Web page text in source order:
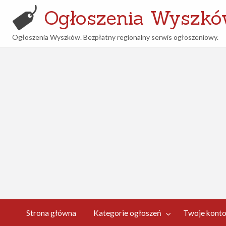
Ogłoszenia
Ogłoszenia Wyszków. Bezpłatny regionalny serwis ogłoszeniowy.
Strona główna Kategorie ogłoszeń Twoje konto